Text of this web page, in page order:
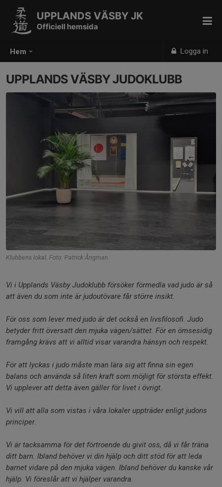
Hem Logga in
UPPLANDS VÄSBY JK
Officiell hemsida
UPPLANDS VÄSBY JUDOKLUBB
Klubbens lokal. Foto: Patrick Ångman
Vi i Upplands Väsby Judoklubb försöker förmedla vad judo är så
att även du som inte är judoutövare får större insikt.
För oss som lever med judo är det också en livsfilosofi. Judo
betyder fritt översatt den mjuka vägen/sättet. För en ömsesidig
framgång krävs att vi alltid visar varandra hänsyn och respekt.
För att lyckas i judo måste man lära sig att finna sin egen
balans och använda så liten kraft som möjligt för största effekt.
Vi upplever att detta även gäller för livet i övrigt.
Vi vill att alla som vistas i våra lokaler uppträder enligt judons
principer.
Vi är tacksamma för det förtroende du givit oss, då vi får träna
ditt barn. Ibland behöver vi din hjälp och ditt stöd för att leda
barnet vidare på den mjuka vägen. Ibland behöver du kanske vår
hjälp. Vi föreslår att vi hjälper varandra.